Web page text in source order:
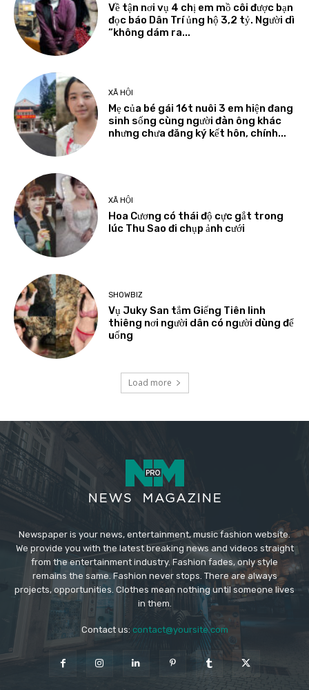
Về tận nơi vụ 4 chị em mồ côi được bạn
đọc báo Dân Trí ủng hộ 3,2 tỷ. Người dì
“không dám ra...
XÃ HỘI
Mẹ của bé gái 16t nuôi 3 em hiện đang
sinh sống cùng người đàn ông khác
nhưng chưa đăng ký kết hôn, chính...
XÃ HỘI
Hoa Cương có thái độ cực gắt trong
lúc Thu Sao đi chụp ảnh cưới
SHOWBIZ
Vụ Juky San tắm Giếng Tiên linh
thiêng nơi người dân có người dùng để
uống
Load more
Newspaper is your news, entertainment, music fashion website.
We provide you with the latest breaking news and videos straight
from the entertainment industry. Fashion fades, only style
remains the same. Fashion never stops. There are always
projects, opportunities. Clothes mean nothing until someone lives
in them.
Contact us: contact@yoursite.com